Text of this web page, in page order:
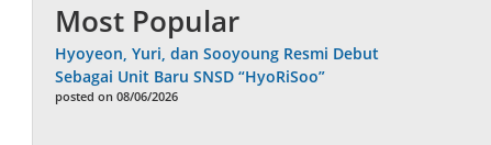
Most Popular
Hyoyeon, Yuri, dan Sooyoung Resmi Debut
Sebagai Unit Baru SNSD “HyoRiSoo”
posted on 08/06/2026